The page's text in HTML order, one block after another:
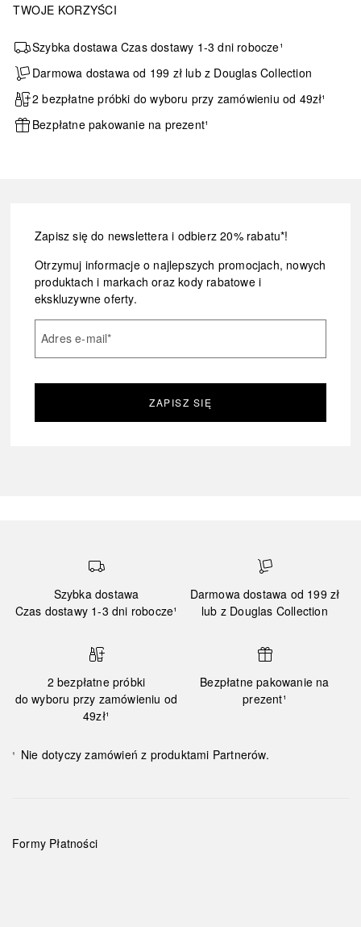
TWOJE KORZYŚCI
Szybka dostawa Czas dostawy 1-3 dni robocze¹
Darmowa dostawa od 199 zł lub z Douglas Collection
2 bezpłatne próbki do wyboru przy zamówieniu od 49zł¹
Bezpłatne pakowanie na prezent¹
Zapisz się do newslettera i odbierz 20% rabatu*!
Otrzymuj informacje o najlepszych promocjach, nowych
produktach i markach oraz kody rabatowe i
ekskluzywne oferty.
Adres e-mail*
ZAPISZ SIĘ
Szybka dostawa
Czas dostawy 1-3 dni robocze¹
Darmowa dostawa od 199 zł
lub z Douglas Collection
2 bezpłatne próbki
do wyboru przy zamówieniu od
49zł¹
Bezpłatne pakowanie na
prezent¹
¹ Nie dotyczy zamówień z produktami Partnerów.
Formy Płatności